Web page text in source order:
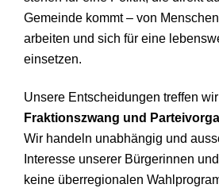
Gemeinde kommt – von
arbeiten und sich für eine
einsetzen.
Unsere Entscheidungen treffen wir
Fraktionszwang und
Wir handeln unabhängig und
Interesse unserer Bürgerinnen
keine überregionalen